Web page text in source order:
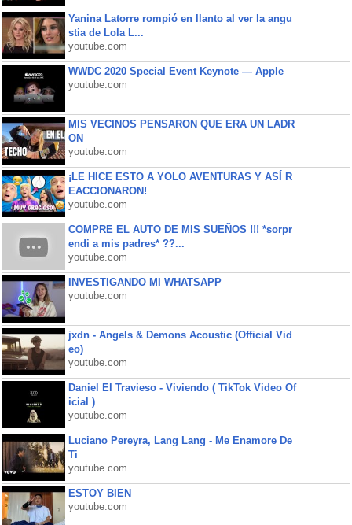
Yanina Latorre rompió en llanto al ver la angu
stia de Lola L...
youtube.com
WWDC 2020 Special Event Keynote — Apple
youtube.com
MIS VECINOS PENSARON QUE ERA UN LADR
ON
youtube.com
¡LE HICE ESTO A YOLO AVENTURAS Y ASÍ R
EACCIONARON!
youtube.com
COMPRE EL AUTO DE MIS SUEÑOS !!! *sorpr
endi a mis padres* ??...
youtube.com
INVESTIGANDO MI WHATSAPP
youtube.com
jxdn - Angels & Demons Acoustic (Official Vid
eo)
youtube.com
Daniel El Travieso - Viviendo ( TikTok Video Of
icial )
youtube.com
Luciano Pereyra, Lang Lang - Me Enamore De
Ti
youtube.com
ESTOY BIEN
youtube.com